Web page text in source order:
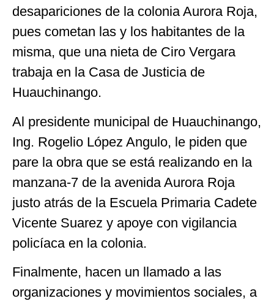
desapariciones de la colonia Aurora Roja,
pues cometan las y los habitantes de la
misma, que una nieta de Ciro Vergara
trabaja en la Casa de Justicia de
Huauchinango.
Al presidente municipal de Huauchinango,
Ing. Rogelio López Angulo, le piden que
pare la obra que se está realizando en la
manzana-7 de la avenida Aurora Roja
justo atrás de la Escuela Primaria Cadete
Vicente Suarez y apoye con vigilancia
policíaca en la colonia.
Finalmente, hacen un llamado a las
organizaciones y movimientos sociales, a